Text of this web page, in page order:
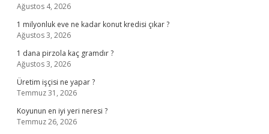
Ağustos 4, 2026
1 milyonluk eve ne kadar konut kredisi çıkar ?
Ağustos 3, 2026
1 dana pirzola kaç gramdır ?
Ağustos 3, 2026
Üretim işçisi ne yapar ?
Temmuz 31, 2026
Koyunun en iyi yeri neresi ?
Temmuz 26, 2026